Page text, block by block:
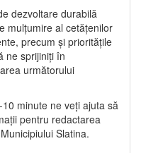
dezvoltare durabilă
mulțumire al cetățenilor
precum și prioritățile
ne sprijiniți în
următorului
minute ne veți ajuta să
pentru redactarea
Slatina.